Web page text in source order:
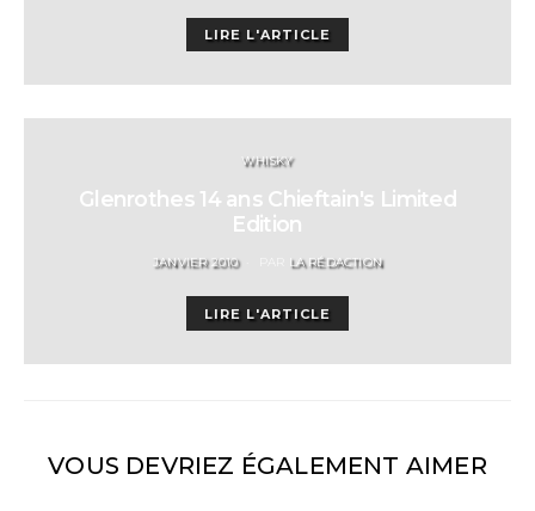
LIRE L'ARTICLE
WHISKY
Glenrothes 14 ans Chieftain's Limited
Edition
POSTED
JANVIER 2010 LA RÉDACTION
LIRE L'ARTICLE
VOUS DEVRIEZ ÉGALEMENT AIMER